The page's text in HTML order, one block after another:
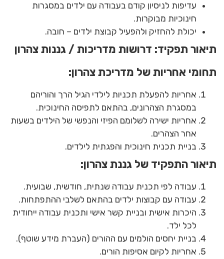
עדיפות לניסיון קודם בעבודה עם ילדים במסגרות
חינוכיות מבוקרות.
יכולת להחזיק ולהפעיל קבוצת ילדים – חובה.
תיאור תפקיד: דרושות מדריכות / גננות צהרון
תחומי אחריות של מדריכת צהרון:
אחריות להפעלת תכניות לילדי הגיל הרך והוריהם
במסגרת הצהרונים, בהתאם לתפיסה החינוכית.
אחריות ישירה לשלומם הפיזי והנפשי של הילדים בשעות
אחר הצהרים.
בניית תכנית חינוכית והפגתית לילדים.
תיאור התפקיד של גננת צהרון:
עבודה לפי תכנית עבודה שנתית, חודשית, שבועית.
עבודה עם קבוצות ילדים בהתאם לשלבי ההתפתחות.
היכרות אישית ובניית קשר אישי ותכנית עבודה ייחודית
לכל ילד.
בניית יחסים הולמים עם ההורים (העברת מידע שוטף).
אחריות לקיום אסיפות הורים.